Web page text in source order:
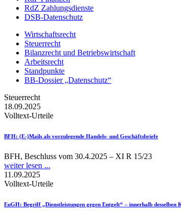
RdZ Zahlungsdienste
DSB-Datenschutz
Wirtschaftsrecht
Steuerrecht
Bilanzrecht und Betriebswirtschaft
Arbeitsrecht
Standpunkte
BB-Dossier „Datenschutz“
Steuerrecht
18.09.2025
Volltext-Urteile
BFH: (E-)Mails als vorzulegende Handels- und Geschäftsbriefe
BFH, Beschluss vom 30.4.2025 – XI R 15/23
weiter lesen ...
11.09.2025
Volltext-Urteile
EuGH: Begriff „Dienstleistungen gegen Entgelt“ – innerhalb